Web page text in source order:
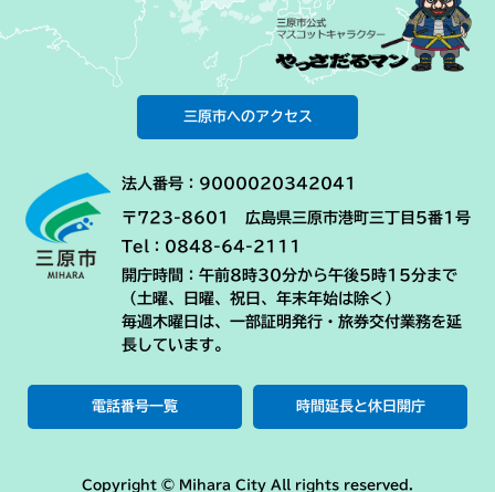
三原市へのアクセス
法人番号：9000020342041
〒723-8601 広島県三原市港町三丁目5番1号
Tel：0848-64-2111
開庁時間：午前8時30分から午後5時15分まで
（土曜、日曜、祝日、年末年始は除く）
毎週木曜日は、一部証明発行・旅券交付業務を延
長しています。
電話番号一覧 時間延長と休日開庁
Copyright © Mihara City All rights reserved.